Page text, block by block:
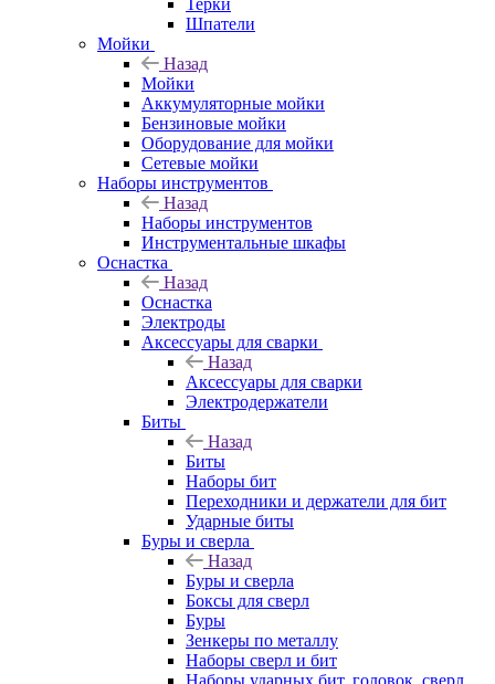
Терки
Шпатели
Мойки
Назад
Мойки
Аккумуляторные мойки
Бензиновые мойки
Оборудование для мойки
Сетевые мойки
Наборы инструментов
Назад
Наборы инструментов
Инструментальные шкафы
Оснастка
Назад
Оснастка
Электроды
Аксессуары для сварки
Назад
Аксессуары для сварки
Электродержатели
Биты
Назад
Биты
Наборы бит
Переходники и держатели для бит
Ударные биты
Буры и сверла
Назад
Буры и сверла
Боксы для сверл
Буры
Зенкеры по металлу
Наборы сверл и бит
Наборы ударных бит, головок ,сверл